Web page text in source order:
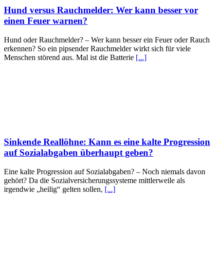
Hund versus Rauchmelder: Wer kann besser vor
einen Feuer warnen?
Hund oder Rauchmelder? – Wer kann besser ein Feuer oder Rauch
erkennen? So ein pipsender Rauchmelder wirkt sich für viele
Menschen störend aus. Mal ist die Batterie [...]
Sinkende Reallöhne: Kann es eine kalte Progression
auf Sozialabgaben überhaupt geben?
Eine kalte Progression auf Sozialabgaben? – Noch niemals davon
gehört? Da die Sozialversicherungssysteme mittlerweile als
irgendwie „heilig“ gelten sollen, [...]